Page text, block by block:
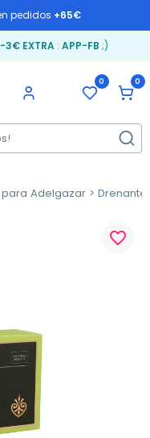
pedidos +65€
-3€ EXTRA: APP-FB ;)
0 0
para Adelgazar
favorite_border